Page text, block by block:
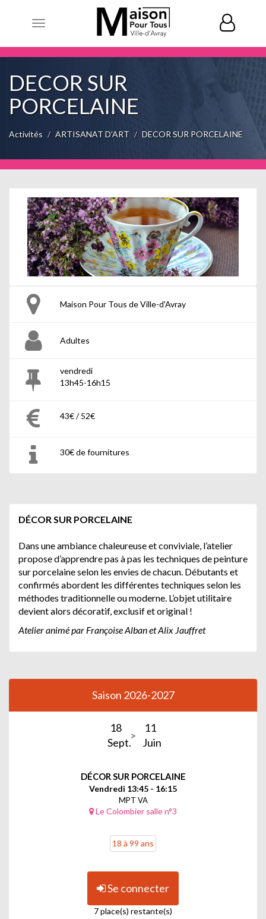
Toggle
DECOR SUR
PORCELAINE
Activités ARTISANAT D'ART DECOR SUR PORCELAINE
Maison Pour Tous de Ville-d'Avray
Adultes
vendredi
13h45-16h15
43€ / 52€
30€ de fournitures
DÉCOR SUR PORCELAINE
Dans une ambiance chaleureuse et conviviale, l’atelier
propose d’apprendre pas à pas les techniques de peinture
sur porcelaine selon les envies de chacun. Débutants et
confirmés abordent les différentes techniques selon les
méthodes traditionnelle ou moderne. L’objet utilitaire
devient alors décoratif, exclusif et original !
Atelier animé par Françoise Alban et Alix Jauffret
Saison 2026-2027
18
Sept.
11
Juin
DÉCOR SUR PORCELAINE
Vendredi 13:45 - 16:15
MPT VA
Le Colombier salle n°3
18 à 99 ans
Se connecter
7 place(s) restante(s)